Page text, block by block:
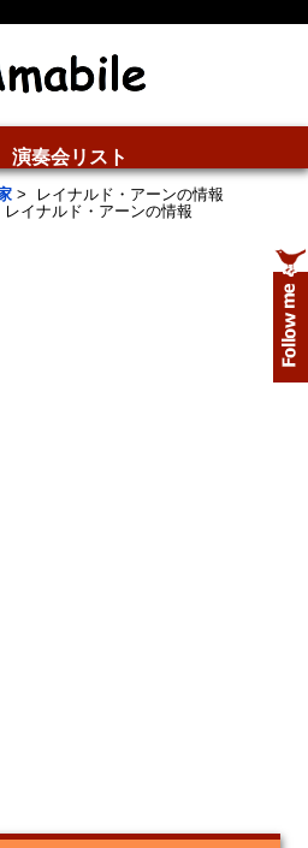
演奏会リスト
>
レイナルド・アーンの情報
レイナルド・アーンの情報